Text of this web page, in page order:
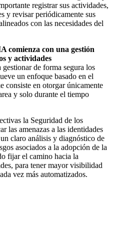
registrar sus actividades,
y revisar periódicamente sus
con las necesidades del
comienza con una gestión
y actividades
de forma segura los
un enfoque basado en el
en otorgar únicamente
y solo durante el tiempo
la Seguridad de los
las amenazas a las identidades
claro análisis y diagnóstico de
asociados a la adopción de la
fijar el camino hacia la
para tener mayor visibilidad
vez más automatizados.